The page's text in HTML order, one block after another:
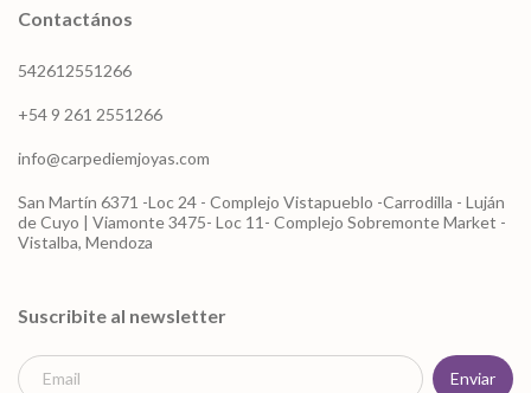
Contactános
542612551266
+54 9 261 2551266
info@carpediemjoyas.com
San Martín 6371 -Loc 24 - Complejo Vistapueblo -Carrodilla - Luján
de Cuyo | Viamonte 3475- Loc 11- Complejo Sobremonte Market -
Vistalba, Mendoza
Suscribite al newsletter